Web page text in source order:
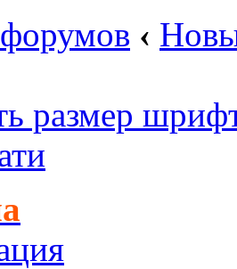
‹
размер